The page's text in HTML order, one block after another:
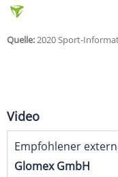
Quelle:2020 Sport-
Video
Empfohlener
Glomex GmbH